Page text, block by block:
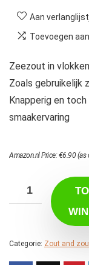
Aan
Toevoegen
Zeezout in
Zoals gebruikelijk
Knapperig en
smaakervaring
Amazon.nl Price:€6.90(as
Categorie: Zout and